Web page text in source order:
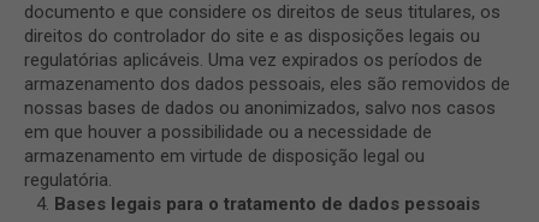
documento e que considere os direitos de seus titulares, os
direitos do controlador do site e as disposições legais ou
regulatórias aplicáveis. Uma vez expirados os períodos de
armazenamento dos dados pessoais, eles são removidos de
nossas bases de dados ou anonimizados, salvo nos casos
em que houver a possibilidade ou a necessidade de
armazenamento em virtude de disposição legal ou
regulatória.
Bases legais para o tratamento de dados pessoais